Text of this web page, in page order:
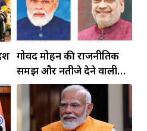
गोविंद मोहन की राजनीतिक
समझ और नतीजे देने वाली
कार्यशैली ने अमित शाह का
जीता भरोसा: डॉ. जगदीश चंद्र